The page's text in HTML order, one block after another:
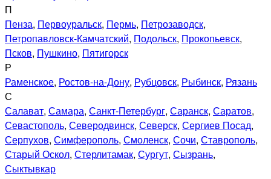
П
Пенза, Первоуральск, Пермь, Петрозаводск,
Петропавловск-Камчатский, Подольск, Прокопьевск,
Псков, Пушкино, Пятигорск
Р
Раменское, Ростов-на-Дону, Рубцовск, Рыбинск, Рязань
С
Салават, Самара, Санкт-Петербург, Саранск, Саратов,
Севастополь, Северодвинск, Северск, Сергиев Посад,
Серпухов, Симферополь, Смоленск, Сочи, Ставрополь,
Старый Оскол, Стерлитамак, Сургут, Сызрань,
Сыктывкар